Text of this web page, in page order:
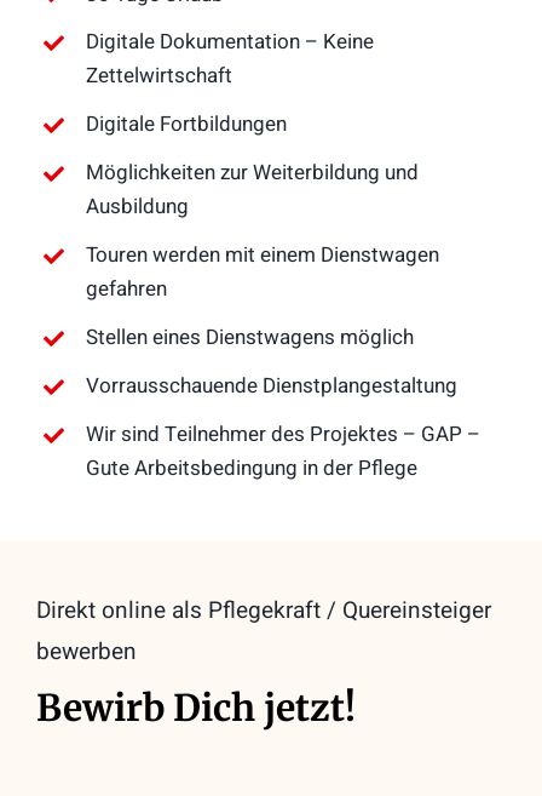
Digitale Dokumentation – Keine
Zettelwirtschaft
Digitale Fortbildungen
Möglichkeiten zur Weiterbildung und
Ausbildung
Touren werden mit einem Dienstwagen
gefahren
Stellen eines Dienstwagens möglich
Vorrausschauende Dienstplangestaltung
Wir sind Teilnehmer des Projektes – GAP –
Gute Arbeitsbedingung in der Pflege
Direkt online als Pflegekraft / Quereinsteiger
bewerben
Bewirb Dich jetzt!